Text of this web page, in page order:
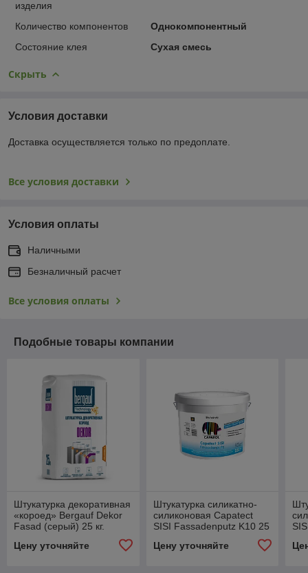
изделия
Количество компонентов
Однокомпонентный
Состояние клея
Сухая смесь
Скрыть
Условия доставки
Доставка осуществляется только по предоплате.
Все условия доставки
Условия оплаты
Наличными
Безналичный расчет
Все условия оплаты
Подобные товары компании
Штукатурка декоративная
«короед» Bergauf Dekor
Fasad (серый) 25 кг.
Цену уточняйте
Штукатурка силикатно-
силиконовая Capatect
SISI Fassadenputz K10 25
Цену уточняйте